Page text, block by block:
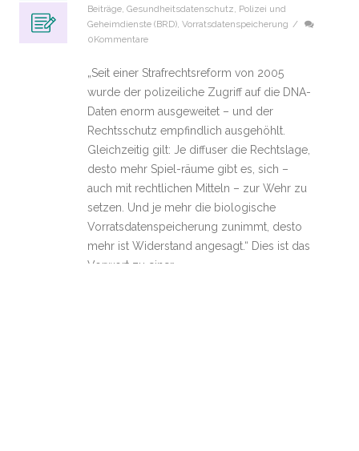
Beiträge, Gesundheitsdatenschutz, Polizei und
Geheimdienste (BRD), Vorratsdatenspeicherung /
0Kommentare
„Seit einer Strafrechtsreform von 2005
wurde der polizeiliche Zugriff auf die DNA-
Daten enorm ausgeweitet – und der
Rechtsschutz empfindlich ausgehöhlt.
Gleichzeitig gilt: Je diffuser die Rechtslage,
desto mehr Spiel-räume gibt es, sich –
auch mit rechtlichen Mitteln – zur Wehr zu
setzen. Und je mehr die biologische
Vorratsdatenspeicherung zunimmt, desto
mehr ist Widerstand angesagt.“ Dies ist das
Vorwort zu einer